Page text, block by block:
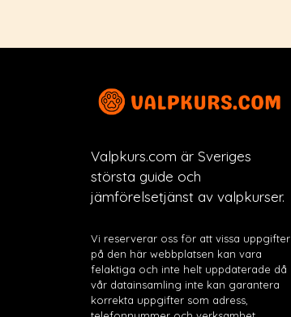
Valpkurs.com är Sveriges
största guide och
jämförelsetjänst av valpkurser.
Vi reserverar oss för att vissa uppgifter
på den här webbplatsen kan vara
felaktiga och inte helt uppdaterade då
vår datainsamling inte kan garantera
korrekta uppgifter som adress,